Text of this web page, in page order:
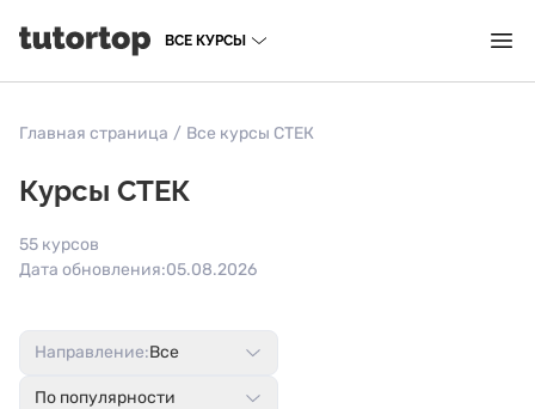
ВСЕ КУРСЫ
Главная страница / Все курсы СТЕК
Курсы СТЕК
55 курсов
Дата обновления:05.08.2026
По популярности
Направление:Все